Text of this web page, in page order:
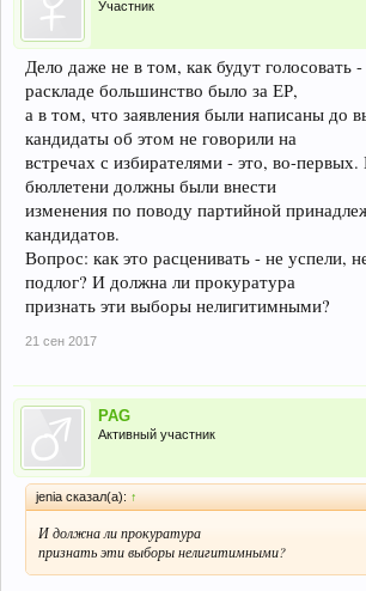
Участник
Дело даже не в том, как будут голосовать
раскладе большинство было за ЕР,
а в том, что заявления были написаны до
кандидаты об этом не говорили на
встречах с избирателями - это, во-
бюллетени должны были внести
изменения по поводу партийной
кандидатов.
Вопрос: как это расценивать - не успели,
подлог? И должна ли прокуратура
признать эти выборы нелигитимными?
21 сен 2017
PAG
Активный участник
jenia сказал(а): ↑
И должна ли прокуратура
признать эти выборы нелигитимными?